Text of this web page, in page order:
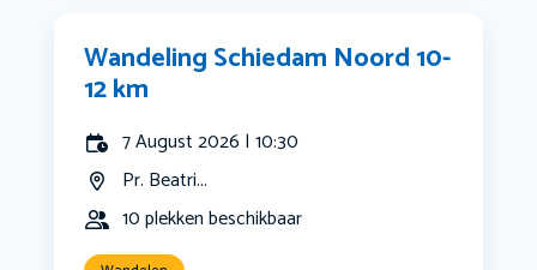
Wandeling Schiedam Noord 10-
12 km
7 August 2026 | 10:30
Pr. Beatri...
10 plekken beschikbaar